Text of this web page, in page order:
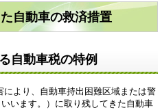
自動車の救済措置
自動車税の特例
より、自動車持出困難区域または警
います。）に取り残してきた自動車